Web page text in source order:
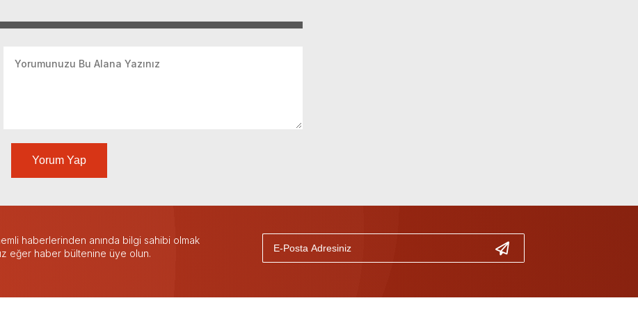
Yorum Yap
haberlerinden anında bilgi sahibi olmak
eğer haber bültenine üye olun.